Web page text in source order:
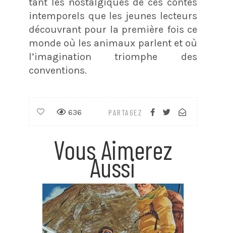
intemporels que les jeunes lecteurs
découvrant pour la première fois ce
monde où les animaux parlent et où
l’imagination triomphe des
conventions.
PARTAGEZ
636
Vous Aimerez
Aussi